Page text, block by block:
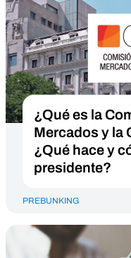
¿Qué es la
Mercados y la
¿Qué hace y
presidente?
PREBUNKING